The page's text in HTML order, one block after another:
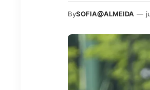
BySOFIA@ALMEIDA —